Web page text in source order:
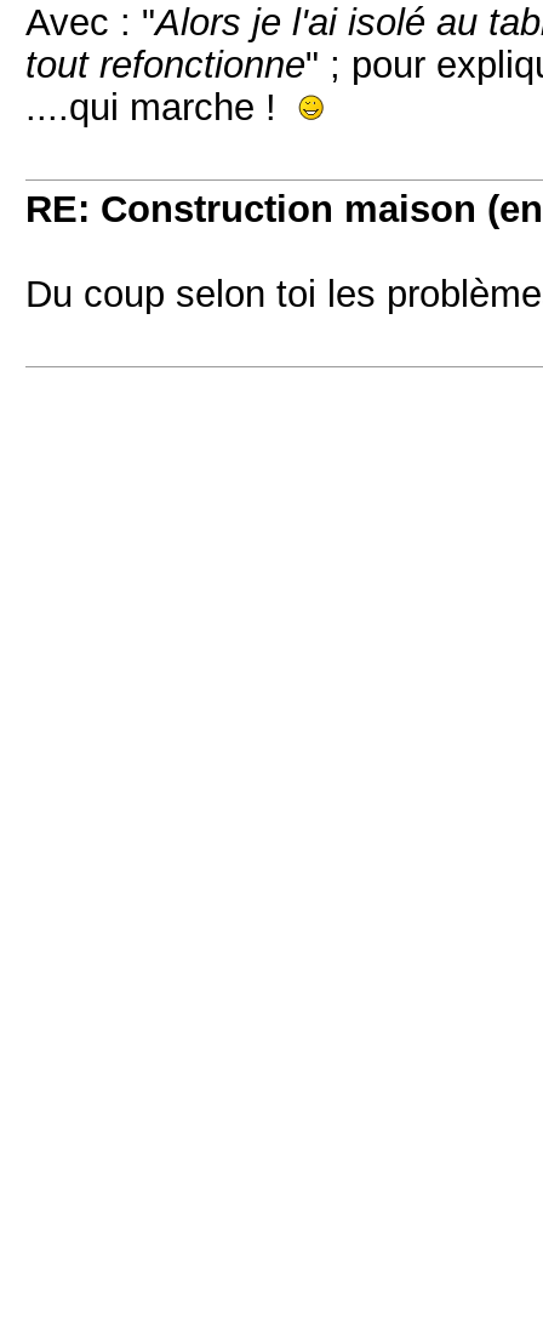
Avec : "Alors je l'ai isolé au
tout refonctionne" ; pour
....qui marche !
RE: Construction maison
Du coup selon toi les